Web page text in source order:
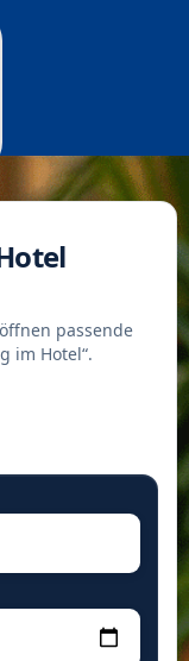
passende
im Hotel“.